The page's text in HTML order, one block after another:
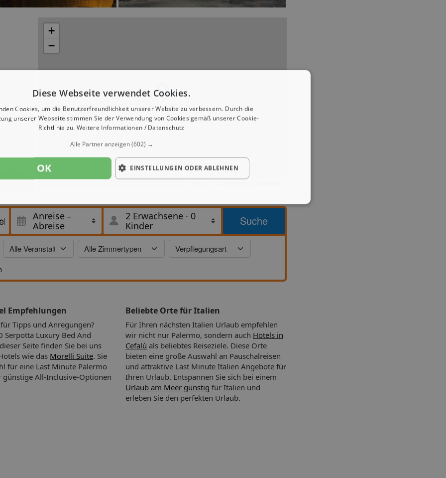
über
und
den
über
sich
des
den
und
ein
+
−
Anreise
Abreise
2 Erwachsene · 0
Kinder
Suche
Empfehlungen
Tipps und Anregungen?
Serpotta Luxury Bed And
Seite finden Sie bei uns
wie das Morelli Suite. Sie
für eine Last Minute Palermo
günstige All-Inclusive-Optionen
Beliebte Orte für Italien
Für Ihren nächsten Italien Urlaub empfehlen
wir nicht nur Palermo, sondern auch Hotels in
Cefalù als beliebtes Reiseziele. Diese Orte
bieten eine große Auswahl an Pauschalreisen
und attraktive Last Minute Italien Angebote für
Ihren Urlaub. Entspannen Sie sich bei einem
Urlaub am Meer günstig für Italien und
erleben Sie den perfekten Urlaub.
Diese Webseite verwendet Cookies.
Cookies, um die Benutzerfreundlichkeit unserer Website zu verbessern. Durch die
unserer Webseite stimmen Sie der Verwendung von Cookies gemäß unserer Cookie-
Richtlinie zu. Weitere Informationen / Datenschutz
Alle Partner anzeigen(602) →
OK EINSTELLUNGEN ODER ABLEHNEN